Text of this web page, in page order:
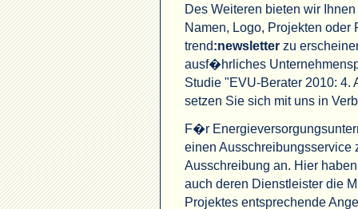
Des Weiteren bieten wir
Namen, Logo, Projekten oder
trend:newsletter zu
ausf�hrliches
Studie "EVU-Berater 2010:
setzen Sie sich mit uns in
F�r
einen Ausschreibungsservice
Ausschreibung an. Hier
auch deren Dienstleister die
Projektes entsprechende